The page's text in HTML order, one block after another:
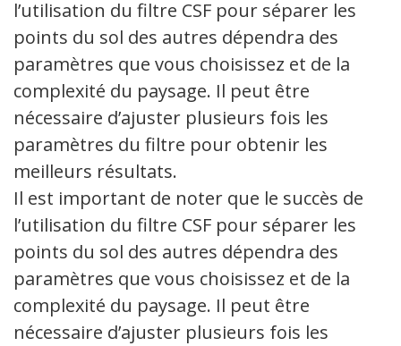
l’utilisation du filtre CSF pour séparer les
points du sol des autres dépendra des
paramètres que vous choisissez et de la
complexité du paysage. Il peut être
nécessaire d’ajuster plusieurs fois les
paramètres du filtre pour obtenir les
meilleurs résultats.
Il est important de noter que le succès de
l’utilisation du filtre CSF pour séparer les
points du sol des autres dépendra des
paramètres que vous choisissez et de la
complexité du paysage. Il peut être
nécessaire d’ajuster plusieurs fois les